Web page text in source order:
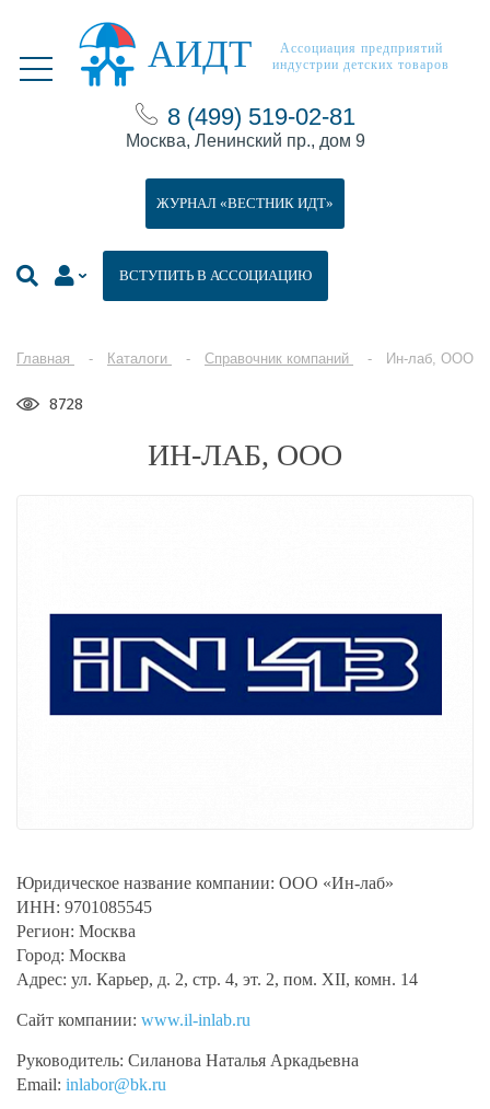
АИДТ
Ассоциация предприятий
индустрии детских товаров
8 (499) 519-02-81
Москва, Ленинский пр., дом 9
ВСТУПИТЬ В АССОЦИАЦИЮ
ЖУРНАЛ «ВЕСТНИК ИДТ»
Главная Каталоги Справочник компаний Ин-лаб, ООО
8728
ИН-ЛАБ, ООО
Юридическое название компании: ООО «Ин-лаб»
ИНН: 9701085545
Регион: Москва
Город: Москва
Адрес: ул. Карьер, д. 2, стр. 4, эт. 2, пом. XII, комн. 14
Сайт компании: www.il-inlab.ru
Руководитель: Силанова Наталья Аркадьевна
Email: inlabor@bk.ru